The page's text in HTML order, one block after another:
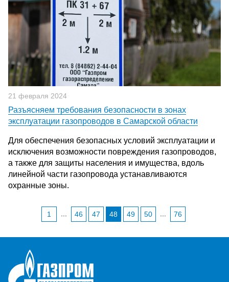
21 февраля 2024
Разъясняем требования безопасности в зонах
эксплуатации газопроводов в Самарской области
Для обеспечения безопасных условий эксплуатации и
исключения возможности повреждения газопроводов,
а также для защиты населения и имущества, вдоль
линейной части газопровода устанавливаются
охранные зоны.
1 46 47 48 49 50 76